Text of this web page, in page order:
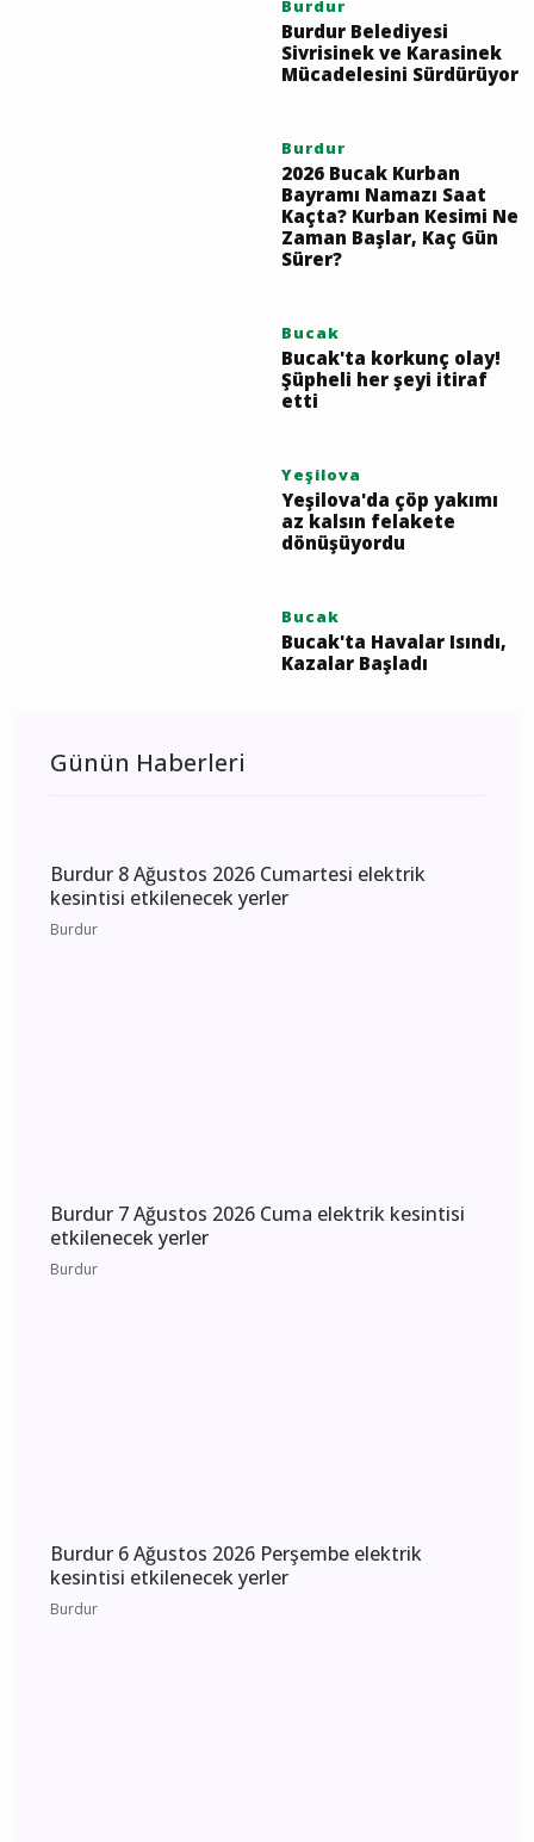
Burdur
Burdur Belediyesi
Sivrisinek ve Karasinek
Mücadelesini Sürdürüyor
Burdur
2026 Bucak Kurban
Bayramı Namazı Saat
Kaçta? Kurban Kesimi Ne
Zaman Başlar, Kaç Gün
Bucak
Bucak'ta korkunç olay!
Şüpheli her şeyi itiraf
Yeşilova
Yeşilova'da çöp yakımı
az kalsın felakete
dönüşüyordu
Bucak
Bucak'ta Havalar Isındı,
Kazalar Başladı
Günün Haberleri
Burdur